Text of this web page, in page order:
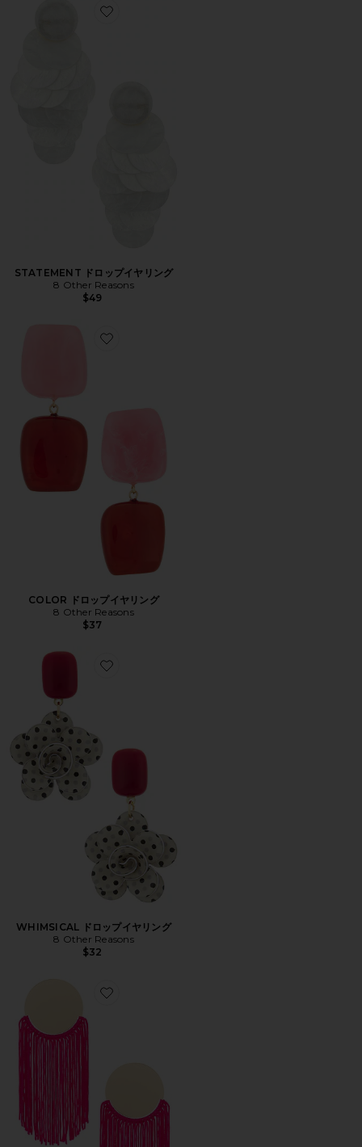
Favorite STATEMENT ドロップイヤリング
STATEMENT ドロップイヤリング
8 Other Reasons
$49
Favorite COLOR ドロップイヤリング
COLOR ドロップイヤリング
8 Other Reasons
$37
Favorite WHIMSICAL ドロップイヤリング
WHIMSICAL ドロップイヤリング
8 Other Reasons
$32
Favorite ROUND TOP ステートメントイヤリング